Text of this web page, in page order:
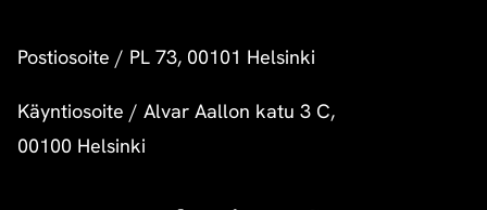
Postiosoite / PL 73, 00101 Helsinki
Käyntiosoite / Alvar Aallon katu 3 C,
00100 Helsinki